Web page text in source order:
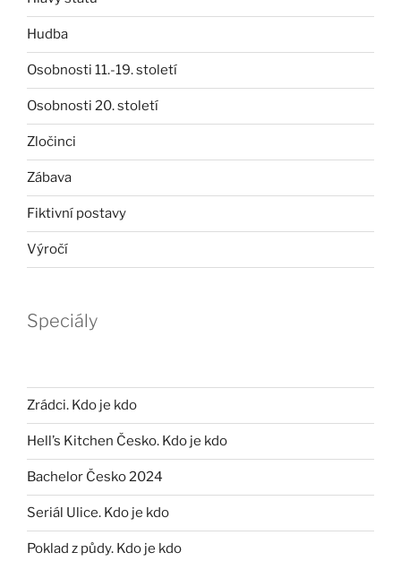
Hudba
Osobnosti 11.-19. století
Osobnosti 20. století
Zločinci
Zábava
Fiktivní postavy
Výročí
Speciály
Zrádci. Kdo je kdo
Hell’s Kitchen Česko. Kdo je kdo
Bachelor Česko 2024
Seriál Ulice. Kdo je kdo
Poklad z půdy. Kdo je kdo